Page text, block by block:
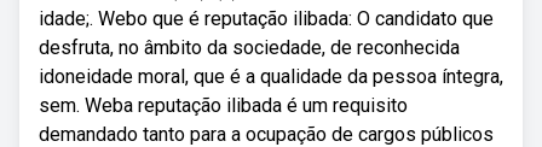
idade;. Webo que é reputação ilibada: O candidato que
desfruta, no âmbito da sociedade, de reconhecida
idoneidade moral, que é a qualidade da pessoa íntegra,
sem. Weba reputação ilibada é um requisito
demandado tanto para a ocupação de cargos públicos